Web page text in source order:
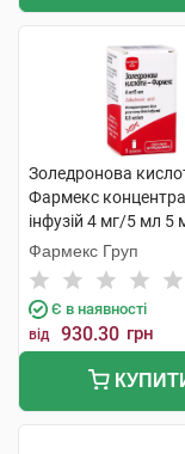
Золедронова
Фармекс
інфузій 4 мг/5 мл 5
флакон
Фармекс Груп
Є в наявності
від 930.30 грн